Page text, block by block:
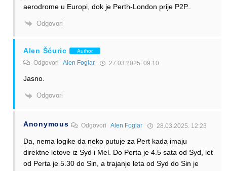
aerodrome u Europi, dok je Perth-London prije P2P..
Odgovori
Alen Šćuric Author
Odgovori Alen Foglar 27.03.2025. 09:10
Jasno.
Odgovori
Anonymous OdgovoriAlen Foglar 28.03.2025. 12:23
Da, nema logike da neko putuje za Pert kada imaju
direktne letove iz Syd i Mel. Do Perta je 4.5 sata od Syd, let
od Perta je 5.30 do Sin, a trajanje leta od Syd do Sin je